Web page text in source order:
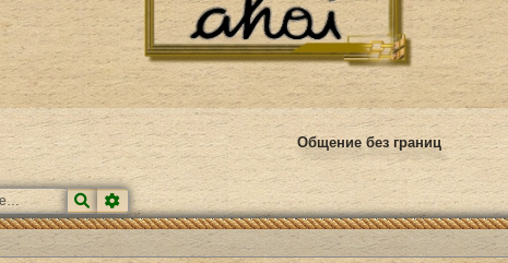
Административный раздел Радио Радио «Иволга»: записи эфиров
Общение без границ
ПоискРасширенный поиск